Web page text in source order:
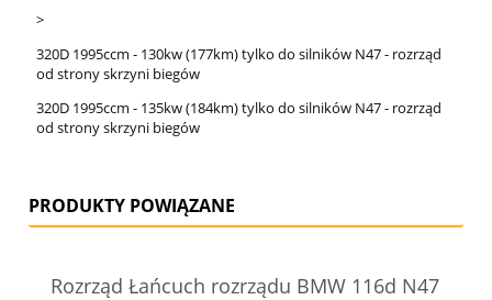
>
320D 1995ccm - 130kw (177km) tylko do silników N47 - rozrząd
od strony skrzyni biegów
320D 1995ccm - 135kw (184km) tylko do silników N47 - rozrząd
od strony skrzyni biegów
PRODUKTY POWIĄZANE
Rozrząd Łańcuch rozrządu BMW 116d N47